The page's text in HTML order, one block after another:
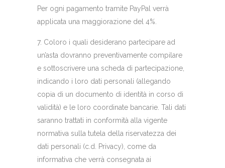
Per ogni pagamento tramite PayPal verrà
applicata una maggiorazione del 4%.
7. Coloro i quali desiderano partecipare ad
un’asta dovranno preventivamente compilare
e sottoscrivere una scheda di partecipazione,
indicando i loro dati personali (allegando
copia di un documento di identità in corso di
validità) e le loro coordinate bancarie. Tali dati
saranno trattati in conformità alla vigente
normativa sulla tutela della riservatezza dei
dati personali (c.d. Privacy), come da
informativa che verrà consegnata ai